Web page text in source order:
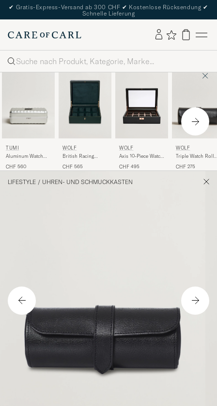
✔ Gratis-Express-Versand ab 300 CHF ✔ Kostenlose Rücksendung ✔
Schnelle Lieferung
Suche
TUMI
Aluminum Watch
CHF 560
WOLF
British Racing
Watch Box
CHF 565
WOLF
Axis 10-Piece Watch
CHF 495
WOLF
Triple Watch Roll
CHF 275
LIFESTYLE / UHREN- UND SCHMUCKKASTEN